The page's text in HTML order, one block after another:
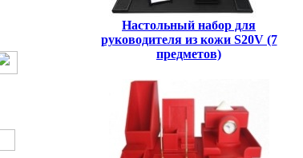
Настольный набор для
руководителя из кожи S20V (7
предметов)